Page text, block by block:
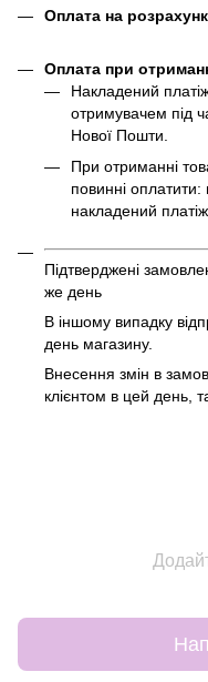
Оплата на
Оплата при
Накладений
отримувачем під
Нової Пошти.
При отриманні
повинні оплатити:
накладений
Підтверджені
же день
В іншому випадку
день магазину.
Внесення змін в
клієнтом в цей день,